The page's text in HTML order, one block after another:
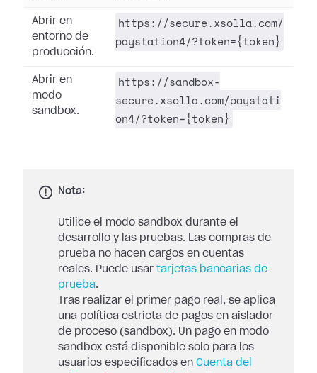
Abrir en
entorno de
producción.
https://secure.xsolla.com/
paystation4/?token={token}
Abrir en
modo
sandbox.
https://sandbox-
secure.xsolla.com/paystati
on4/?token={token}
Nota:
Utilice el modo sandbox durante el
desarrollo y las pruebas. Las compras de
prueba no hacen cargos en cuentas
reales. Puede usar tarjetas bancarias de
prueba.
Tras realizar el primer pago real, se aplica
una política estricta de pagos en aislador
de proceso (sandbox). Un pago en modo
sandbox está disponible solo para los
usuarios especificados en Cuenta del